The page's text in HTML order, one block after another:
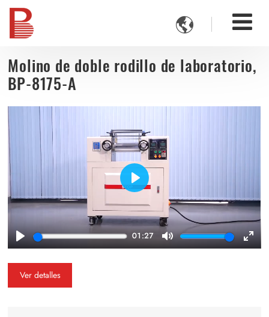

Molino de doble rodillo de laboratorio,
BP-8175-A
Play
01:27
Mute
Play
Ver detalles